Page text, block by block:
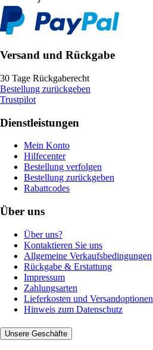
Versand und Rückgabe
30 Tage Rückgaberecht
Bestellung zurückgeben
Trustpilot
Dienstleistungen
Mein Konto
Hilfecenter
Bestellung verfolgen
Bestellung zurückgeben
Rabattcodes
Über uns
Über uns?
Kontaktieren Sie uns
Allgemeine Verkaufsbedingungen
Rückgabe & Erstattung
Impressum
Zahlungsarten
Lieferkosten und Versandoptionen
Hinweis zum Datenschutz
Unsere Geschäfte